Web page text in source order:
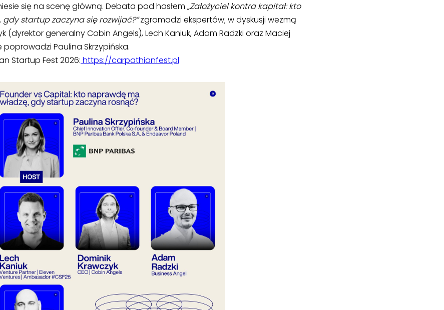
się na scenę główną. Debata pod hasłem „Założyciel kontra kapitał: kto
startup zaczyna się rozwijać?”zgromadzi ekspertów; w dyskusji wezmą
(dyrektor generalny Cobin Angels), Lech Kaniuk, Adam Radzki oraz Maciej
poprowadzi Paulina Skrzypińska.
Startup Fest 2026: https://carpathianfest.pl